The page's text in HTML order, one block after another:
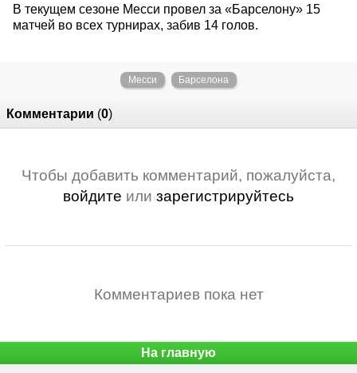
В текущем сезоне Месси провел за «Барселону» 15
матчей во всех турнирах, забив 14 голов.
Месси Барселона
Комментарии (0)
Чтобы добавить комментарий, пожалуйста,
войдите или зарегистрируйтесь
Комментариев пока нет
На главную